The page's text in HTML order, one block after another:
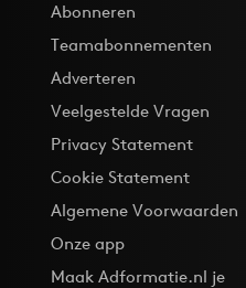
Abonneren
Teamabonnementen
Adverteren
Veelgestelde Vragen
Privacy Statement
Cookie Statement
Algemene Voorwaarden
Onze app
Maak Adformatie.nl je